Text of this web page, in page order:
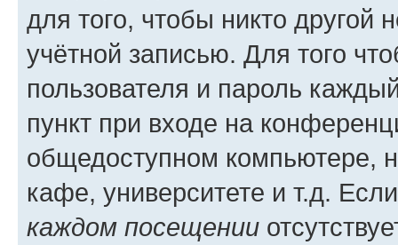
для того, чтобы никто другой
учётной записью. Для того
пользователя и пароль
пункт при входе на
общедоступном компьютере,
кафе, университете и т.д.
каждом посещении